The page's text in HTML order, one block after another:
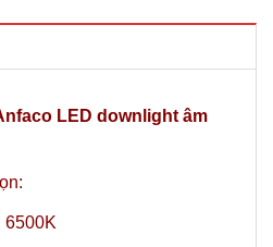
LED downlight âm
6500K